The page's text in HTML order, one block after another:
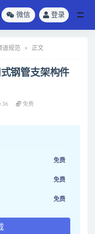
微信 登录
道规范 正文
钢管支架构件
36 免费
免费
免费
免费